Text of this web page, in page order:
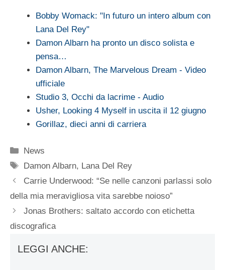
Bobby Womack: "In futuro un intero album con
Lana Del Rey"
Damon Albarn ha pronto un disco solista e
pensa…
Damon Albarn, The Marvelous Dream - Video
ufficiale
Studio 3, Occhi da lacrime - Audio
Usher, Looking 4 Myself in uscita il 12 giugno
Gorillaz, dieci anni di carriera
Categorie
News
Tag
Damon Albarn, Lana Del Rey
Carrie Underwood: “Se nelle canzoni parlassi solo
della mia meravigliosa vita sarebbe noioso”
Jonas Brothers: saltato accordo con etichetta
discografica
LEGGI ANCHE: